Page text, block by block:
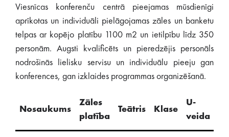
Viesnīcas konferenču centrā pieejamas mūsdienīgi
aprīkotas un individuāli pielāgojamas zāles un banketu
telpas ar kopējo platību 1100 m2 un ietilpību līdz 350
personām. Augsti kvalificēts un pieredzējis personāls
nodrošinās lielisku servisu un individuālu pieeju gan
konferences, gan izklaides programmas organizēšanā.
Nosaukums
Zāles
platība
Teātris Klase
U-
veida